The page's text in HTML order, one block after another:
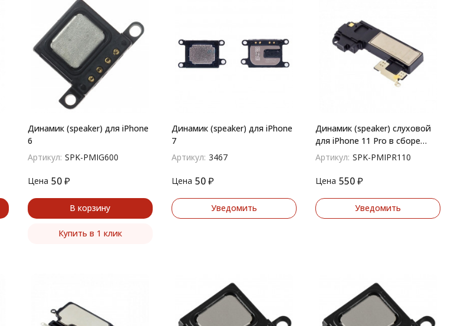
Динамик (speaker) для iPhone
6
Артикул: SPK-PMIG600
Цена 50 ₽
В корзину
Купить в 1 клик
Динамик (speaker) для iPhone
7
Артикул: 3467
Цена 50 ₽
Уведомить
Динамик (speaker) слуховой
для iPhone 11 Pro в сборе
верхний
Артикул: SPK-PMIPR110
Цена 550 ₽
Уведомить